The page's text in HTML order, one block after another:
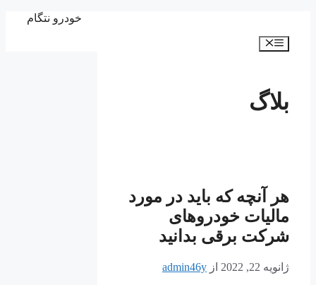
خودرو نتگام
فهرست
بلاگ
هر آنچه که باید در مورد
مالیات خودروهای
شرکت برقی بدانید
ژانویه 22, 2022 از admin46y